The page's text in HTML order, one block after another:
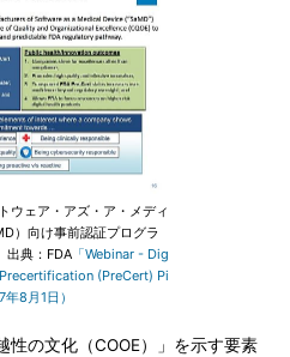
ェア・アズ・ア・メディ
）向け事前認証プログラ
出典：FDA 「Webinar - Dig
(PreCert) Pi
8月1日）
の文化（COOE）」を示す要素